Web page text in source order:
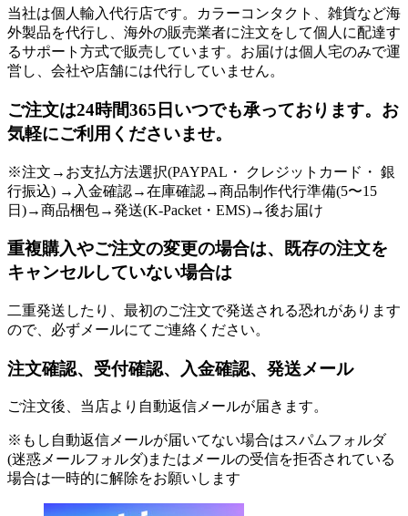
当社は個人輸入代行店です。カラーコンタクト、雑貨など海
外製品を代行し、海外の販売業者に注文をして個人に配達す
るサポート方式で販売しています。お届けは個人宅のみで運
営し、会社や店舗には代行していません。
ご注文は24時間365日いつでも承っております。お
気軽にご利用くださいませ。
※注文→お支払方法選択(PAYPAL・ クレジットカード・ 銀
行振込) →入金確認→在庫確認→商品制作代行準備(5〜15
日)→商品梱包→発送(K-Packet・EMS)→後お届け
重複購入やご注文の変更の場合は、既存の注文を
キャンセルしていない場合は
二重発送したり、最初のご注文で発送される恐れがあります
ので、必ずメールにてご連絡ください。
注文確認、受付確認、入金確認、発送メール
ご注文後、当店より自動返信メールが届きます。
※もし自動返信メールが届いてない場合はスパムフォルダ
(迷惑メールフォルダ)またはメールの受信を拒否されている
場合は一時的に解除をお願いします